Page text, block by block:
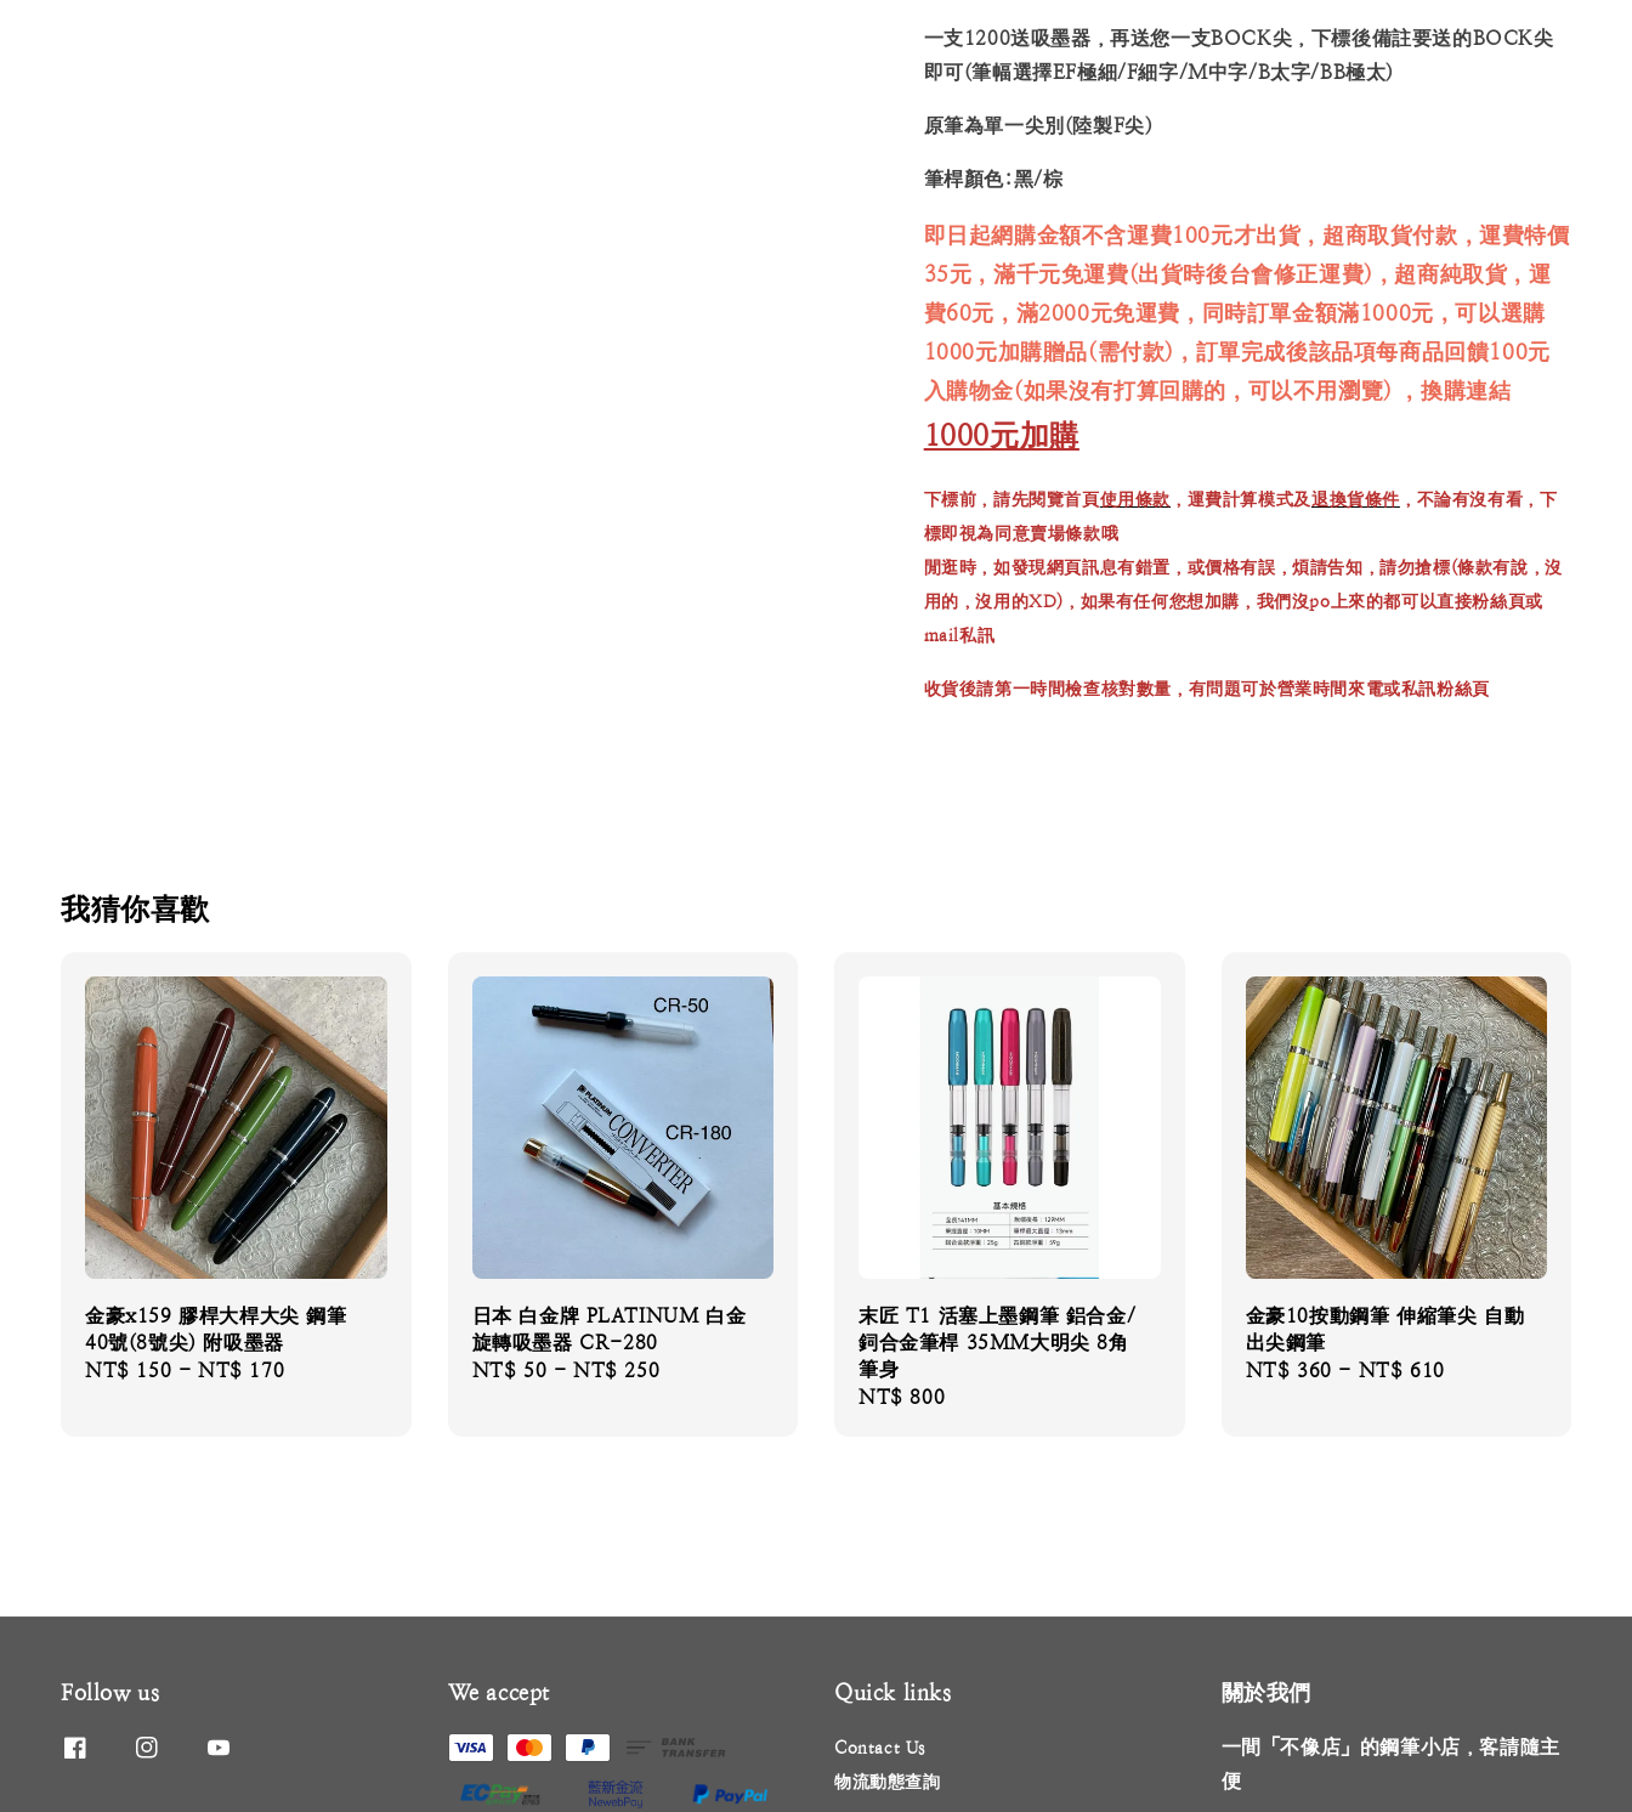
一支1200送吸墨器，再送您一支BOCK尖，下標後備註要送的BOCK尖
即可(筆幅選擇EF極細/F細字/M中字/B太字/BB極太)
原筆為單一尖別(陸製F尖)
筆桿顏色:黑/棕
即日起網購金額不含運費100元才出貨，超商取貨付款，運費特價
35元，滿千元免運費(出貨時後台會修正運費)，超商純取貨，運
費60元，滿2000元免運費，同時訂單金額滿1000元，可以選購
1000元加購贈品(需付款)，訂單完成後該品項每商品回饋100元
入購物金(如果沒有打算回購的，可以不用瀏覽) ，換購連結
1000元加購
下標前，請先閱覽首頁使用條款 ，運費計算模式及退換貨條件 ，不論有沒有看，下
標即視為同意賣場條款哦
閒逛時，如發現網頁訊息有錯置，或價格有誤，煩請告知，請勿搶標(條款有說，沒
用的，沒用的XD)，如果有任何您想加購，我們沒po上來的都可以直接粉絲頁或
mail私訊
收貨後請第一時間檢查核對數量，有問題可於營業時間來電或私訊粉絲頁
我猜你喜歡
金豪x159 膠桿大桿大尖 鋼筆
40號(8號尖) 附吸墨器
Regular
NT$ 150 -NT$ 170
日本 白金牌 PLATINUM 白金
旋轉吸墨器 CR-280
Regular
NT$ 50 - NT$ 250
末匠 T1 活塞上墨鋼筆 鋁合金/
鉰合金筆桿 35MM大明尖 8角
筆身
Regular
NT$ 800
金豪10按動鋼筆 伸縮筆尖 自動
出尖鋼筆
Regular
NT$ 360 - NT$ 610
Follow us We accept Quick links
Contact Us
物流動態查詢
關於我們
一間「不像店」的鋼筆小店，客請隨主
便